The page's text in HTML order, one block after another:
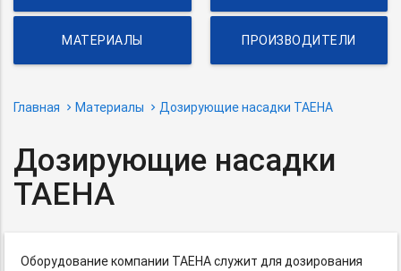
МАТЕРИАЛЫ ПРОИЗВОДИТЕЛИ
Главная Материалы Дозирующие насадки TAEHA
Дозирующие насадки
TAEHA
Оборудование компании TAEHA служит для дозирования